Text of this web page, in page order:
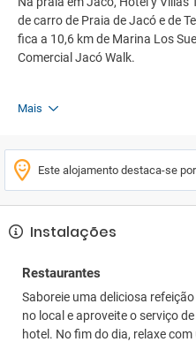
de carro de Praia de Jacó e de
fica a 10,6 km de Marina Los
Comercial Jacó Walk.
Mais
Este alojamento destaca-se
Instalações
Restaurantes
Saboreie uma deliciosa
no local e aproveite o serviço
hotel. No fim do dia, relaxe